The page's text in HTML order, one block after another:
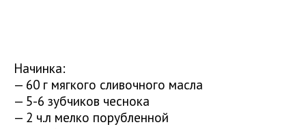
Начинка:
— 60 г мягкого сливочного масла
— 5-6 зубчиков чеснока
— 2 ч.л мелко порубленной